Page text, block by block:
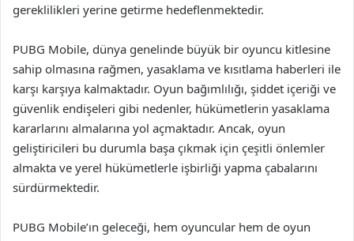
gereklilikleri yerine getirme hedeflenmektedir.
PUBG Mobile, dünya genelinde büyük bir oyuncu kitlesine
sahip olmasına rağmen, yasaklama ve kısıtlama haberleri ile
karşı karşıya kalmaktadır. Oyun bağımlılığı, şiddet içeriği ve
güvenlik endişeleri gibi nedenler, hükümetlerin yasaklama
kararlarını almalarına yol açmaktadır. Ancak, oyun
geliştiricileri bu durumla başa çıkmak için çeşitli önlemler
almakta ve yerel hükümetlerle işbirliği yapma çabalarını
sürdürmektedir.
PUBG Mobile’ın geleceği, hem oyuncular hem de oyun